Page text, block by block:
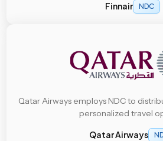
Finnair NDC
Qatar Airways employs NDC to
personalized travel
Qatar Airways